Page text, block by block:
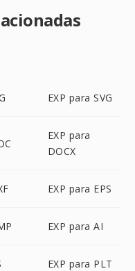
EXP para SVG
EXP para
DOCX
EXP para EPS
EXP para AI
EXP para PLT